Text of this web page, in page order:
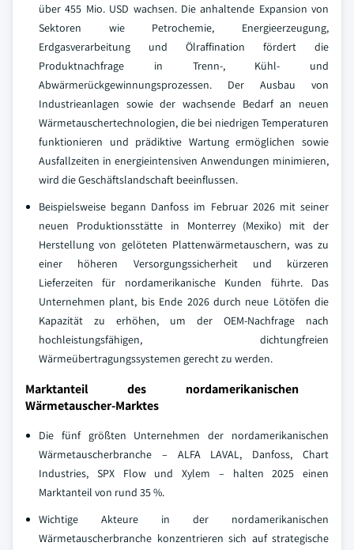
über 455 Mio. USD wachsen. Die anhaltende Expansion von
Sektoren wie Petrochemie, Energieerzeugung,
Erdgasverarbeitung und Ölraffination fördert die
Produktnachfrage in Trenn-, Kühl- und
Abwärmerückgewinnungsprozessen. Der Ausbau von
Industrieanlagen sowie der wachsende Bedarf an neuen
Wärmetauschertechnologien, die bei niedrigen Temperaturen
funktionieren und prädiktive Wartung ermöglichen sowie
Ausfallzeiten in energieintensiven Anwendungen minimieren,
wird die Geschäftslandschaft beeinflussen.
Beispielsweise begann Danfoss im Februar 2026 mit seiner
neuen Produktionsstätte in Monterrey (Mexiko) mit der
Herstellung von gelöteten Plattenwärmetauschern, was zu
einer höheren Versorgungssicherheit und kürzeren
Lieferzeiten für nordamerikanische Kunden führte. Das
Unternehmen plant, bis Ende 2026 durch neue Lötöfen die
Kapazität zu erhöhen, um der OEM-Nachfrage nach
hochleistungsfähigen, dichtungfreien
Wärmeübertragungssystemen gerecht zu werden.
Marktanteil des nordamerikanischen
Wärmetauscher-Marktes
Die fünf größten Unternehmen der nordamerikanischen
Wärmetauscherbranche – ALFA LAVAL, Danfoss, Chart
Industries, SPX Flow und Xylem – halten 2025 einen
Marktanteil von rund 35 %.
Wichtige Akteure in der nordamerikanischen
Wärmetauscherbranche konzentrieren sich auf strategische